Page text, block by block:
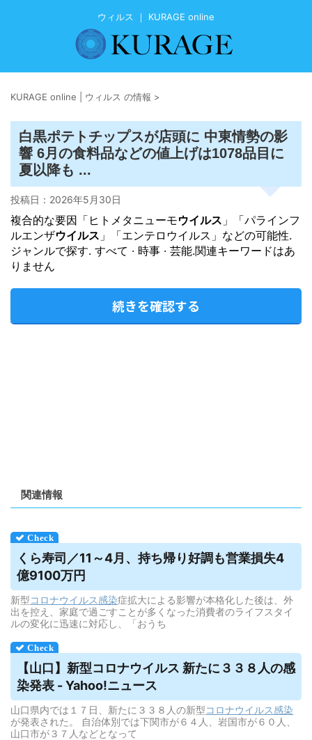
ウィルス ｜ KURAGE online
KURAGE online | ウィルス の情報 >
白黒ポテトチップスが店頭に 中東情勢の影
響 6月の食料品などの値上げは1078品目に
夏以降も ...
投稿日： 2026年5月30日
複合的な要因「ヒトメタニューモウイルス 」「パラインフ
ルエンザウイルス 」「エンテロウイルス」などの可能性.
ジャンルで探す. すべて · 時事 · 芸能.関連キーワードはあ
りません
続きを確認する
関連情報
くら寿司／11～4月、持ち帰り好調も営業損失4
億9100万円
新型コロナウイルス感染症拡大による影響が本格化した後は、外
出を控え、家庭で過ごすことが多くなった消費者のライフスタイ
ルの変化に迅速に対応し、「おうち
【山口】新型コロナウイルス 新たに３３８人の感
染発表 - Yahoo!ニュース
山口県内では１７日、新たに３３８人の新型コロナウイルス感染
が発表された。 自治体別では下関市が６４人、岩国市が６０人、
山口市が３７人などとなって